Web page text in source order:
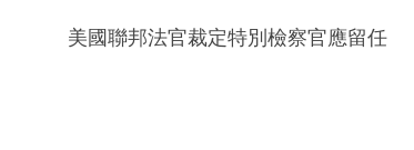
美國聯邦法官裁定特別檢察官應留任